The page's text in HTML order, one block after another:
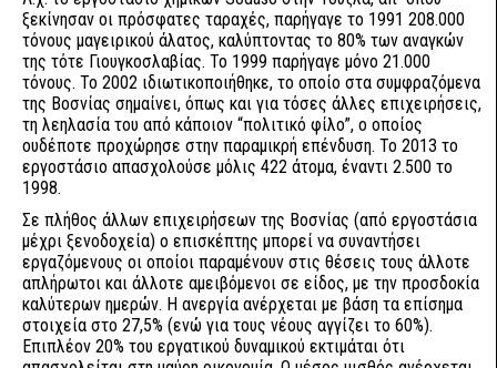
ξεκίνησαν οι πρόσφατες ταραχές, παρήγαγε το 1991 208.000
τόνους μαγειρικού άλατος, καλύπτοντας το 80% των αναγκών
της τότε Γιουγκοσλαβίας. Το 1999 παρήγαγε μόνο 21.000
τόνους. Το 2002 ιδιωτικοποιήθηκε, το οποίο στα συμφραζόμενα
της Βοσνίας σημαίνει, όπως και για τόσες άλλες επιχειρήσεις,
τη λεηλασία του από κάποιον “πολιτικό φίλο”, ο οποίος
ουδέποτε προχώρησε στην παραμικρή επένδυση. Το 2013 το
εργοστάσιο απασχολούσε μόλις 422 άτομα, έναντι 2.500 το
1998.
Σε πλήθος άλλων επιχειρήσεων της Βοσνίας (από εργοστάσια
μέχρι ξενοδοχεία) ο επισκέπτης μπορεί να συναντήσει
εργαζόμενους οι οποίοι παραμένουν στις θέσεις τους άλλοτε
απλήρωτοι και άλλοτε αμειβόμενοι σε είδος, με την προσδοκία
καλύτερων ημερών. Η ανεργία ανέρχεται με βάση τα επίσημα
στοιχεία στο 27,5% (ενώ για τους νέους αγγίζει το 60%).
Επιπλέον 20% του εργατικού δυναμικού εκτιμάται ότι